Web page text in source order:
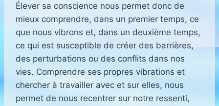
Élever sa conscience nous permet donc de
mieux comprendre, dans un premier temps, ce
que nous vibrons et, dans un deuxième temps,
ce qui est susceptible de créer des barrières,
des perturbations ou des conflits dans nos
vies. Comprendre ses propres vibrations et
chercher à travailler avec et sur elles, nous
permet de nous recentrer sur notre ressenti,